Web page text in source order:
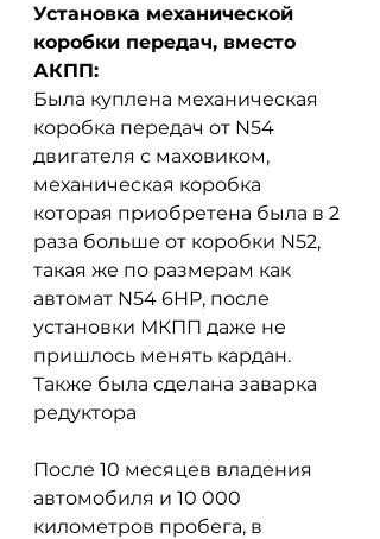
Установка механической
коробки передач, вместо
АКПП:
Была куплена механическая
коробка передач от N54
двигателя с маховиком,
механическая коробка
которая приобретена была в 2
раза больше от коробки N52,
такая же по размерам как
автомат N54 6HP, после
установки МКПП даже не
пришлось менять кардан.
Также была сделана заварка
редуктора
После 10 месяцев владения
автомобиля и 10 000
километров пробега, в